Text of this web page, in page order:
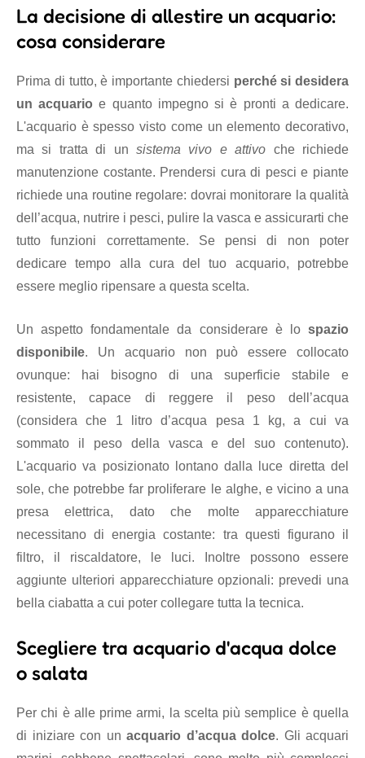
La decisione di allestire un acquario:
cosa considerare
Prima di tutto, è importante chiedersi perché si desidera
un acquario e quanto impegno si è pronti a dedicare.
L'acquario è spesso visto come un elemento decorativo,
ma si tratta di un sistema vivo e attivo che richiede
manutenzione costante. Prendersi cura di pesci e piante
richiede una routine regolare: dovrai monitorare la qualità
dell’acqua, nutrire i pesci, pulire la vasca e assicurarti che
tutto funzioni correttamente. Se pensi di non poter
dedicare tempo alla cura del tuo acquario, potrebbe
essere meglio ripensare a questa scelta.
Un aspetto fondamentale da considerare è lo spazio
disponibile. Un acquario non può essere collocato
ovunque: hai bisogno di una superficie stabile e
resistente, capace di reggere il peso dell’acqua
(considera che 1 litro d’acqua pesa 1 kg, a cui va
sommato il peso della vasca e del suo contenuto).
L'acquario va posizionato lontano dalla luce diretta del
sole, che potrebbe far proliferare le alghe, e vicino a una
presa elettrica, dato che molte apparecchiature
necessitano di energia costante: tra questi figurano il
filtro, il riscaldatore, le luci. Inoltre possono essere
aggiunte ulteriori apparecchiature opzionali: prevedi una
bella ciabatta a cui poter collegare tutta la tecnica.
Scegliere tra acquario d'acqua dolce
o salata
Per chi è alle prime armi, la scelta più semplice è quella
di iniziare con un acquario d’acqua dolce. Gli acquari